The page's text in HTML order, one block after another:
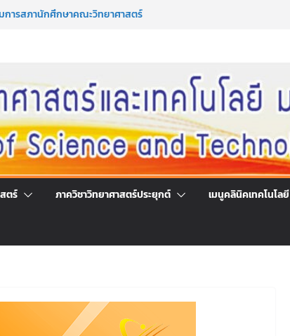
การสภานักศึกษาคณะวิทยาศาสตร์
ประจำปี 2569
การมีส่วนร่วมในการดำเนินงานของ
ตร์ ภาควิชาวิทยาศาสตร์ประยุกต์ เมนูคลินิคเทคโนโลยี